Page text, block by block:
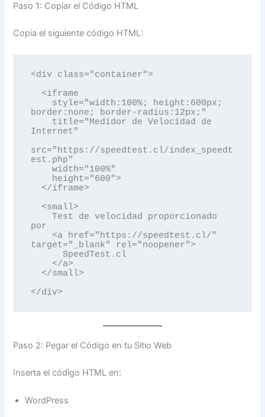
Paso 1: Copiar el Código HTML
Copia el siguiente código HTML:
<div class="container">
border:none; border-radius:12px;"
Internet"
src="https://speedtest.cl/index_speedt
est.php"
por
target="_blank" rel="noopener">
Paso 2: Pegar el Código en tu Sitio Web
Inserta el código HTML en:
WordPress